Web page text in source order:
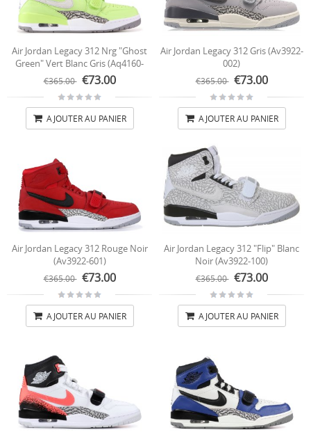
Air Jordan Legacy 312 Nrg "Ghost
Green" Vert Blanc Gris (aq4160-
301)
€365.00 €73.00
AJOUTER AU PANIER
Air Jordan Legacy 312 Gris (av3922-
002)
€365.00 €73.00
AJOUTER AU PANIER
Air Jordan Legacy 312 Rouge Noir
(av3922-601)
€365.00 €73.00
AJOUTER AU PANIER
Air Jordan Legacy 312 "Flip" Blanc
Noir (av3922-100)
€365.00 €73.00
AJOUTER AU PANIER